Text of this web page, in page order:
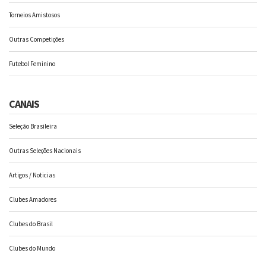
Torneios Amistosos
Outras Competições
Futebol Feminino
CANAIS
Seleção Brasileira
Outras Seleções Nacionais
Artigos / Noticias
Clubes Amadores
Clubes do Brasil
Clubes do Mundo